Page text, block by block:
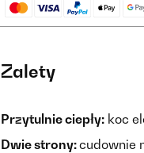
Zalety
Przytulnie ciepły: koc
Dwie strony:cudownie